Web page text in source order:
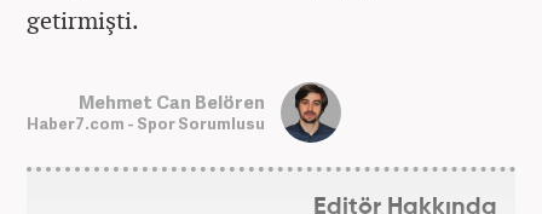
getirmişti.
Mehmet Can Belören
Haber7.com - Spor Sorumlusu
Editör Hakkında